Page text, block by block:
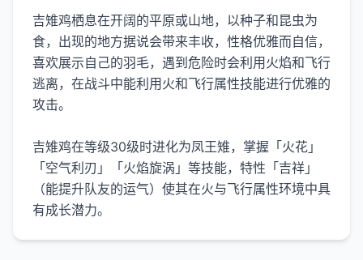
吉雉鸡栖息在开阔的平原或山地，以种子和昆虫为
食，出现的地方据说会带来丰收，性格优雅而自信，
喜欢展示自己的羽毛，遇到危险时会利用火焰和飞行
逃离，在战斗中能利用火和飞行属性技能进行优雅的
攻击。
吉雉鸡在等级30级时进化为凤王雉，掌握「火花」
「空气利刃」「火焰旋涡」等技能，特性「吉祥」
（能提升队友的运气）使其在火与飞行属性环境中具
有成长潜力。